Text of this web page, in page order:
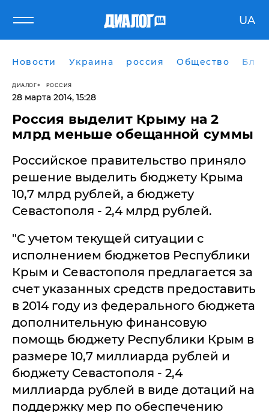
UA
Новости Украина россия Общество
ДИАЛОГ РОССИЯ
28 марта 2014, 15:28
Россия выделит Крыму на 2
млрд меньше обещанной суммы
Российское правительство приняло
решение выделить бюджету Крыма
10,7 млрд рублей, а бюджету
Севастополя - 2,4 млрд рублей.
"С учетом текущей ситуации с
исполнением бюджетов Республики
Крым и Севастополя предлагается за
счет указанных средств предоставить
в 2014 году из федерального бюджета
дополнительную финансовую
помощь бюджету Республики Крым в
размере 10,7 миллиарда рублей и
бюджету Севастополя - 2,4
миллиарда рублей в виде дотаций на
поддержку мер по обеспечению